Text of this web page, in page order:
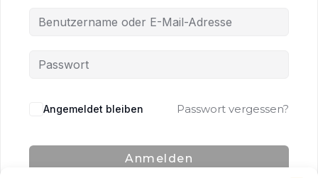
Angemeldet bleiben Passwort vergessen?
Anmelden